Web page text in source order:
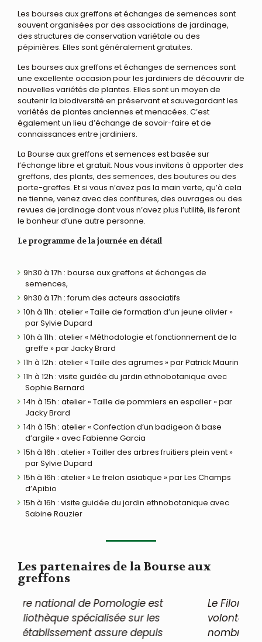
Les bourses aux greffons et échanges de semences sont
souvent organisées par des associations de jardinage,
des structures de conservation variétale ou des
pépinières. Elles sont généralement gratuites.
Les bourses aux greffons et échanges de semences sont
une excellente occasion pour les jardiniers de découvrir de
nouvelles variétés de plantes. Elles sont un moyen de
soutenir la biodiversité en préservant et sauvegardant les
variétés de plantes anciennes et menacées. C’est
également un lieu d’échange de savoir-faire et de
connaissances entre jardiniers.
La Bourse aux greffons et semences est basée sur
l’échange libre et gratuit. Nous vous invitons à apporter des
greffons, des plants, des semences, des boutures ou des
porte-greffes. Et si vous n’avez pas la main verte, qu’à cela
ne tienne, venez avec des confitures, des ouvrages ou des
revues de jardinage dont vous n’avez plus l’utilité, ils feront
le bonheur d’une autre personne.
Le programme de la journée en détail
9h30 à 17h : bourse aux greffons et échanges de
semences,
9h30 à 17h : forum des acteurs associatifs
10h à 11h : atelier « Taille de formation d’un jeune olivier »
par Sylvie Dupard
10h à 11h : atelier « Méthodologie et fonctionnement de la
greffe » par Jacky Brard
11h à 12h : atelier « Taille des agrumes » par Patrick Maurin
11h à 12h : visite guidée du jardin ethnobotanique avec
Sophie Bernard
14h à 15h : atelier « Taille de pommiers en espalier » par
Jacky Brard
14h à 15h : atelier « Confection d’un badigeon à base
d’argile » avec Fabienne Garcia
15h à 16h : atelier « Tailler des arbres fruitiers plein vent »
par Sylvie Dupard
15h à 16h : atelier « Le frelon asiatique » par Les Champs
d’Apibio
15h à 16h : visite guidée du jardin ethnobotanique avec
Sabine Rauzier
Les partenaires de la Bourse aux
greffons
Le Filon vert a été créé en 2008 avec la
volonté de permettre au plus grande
nombre de se réapproprier les